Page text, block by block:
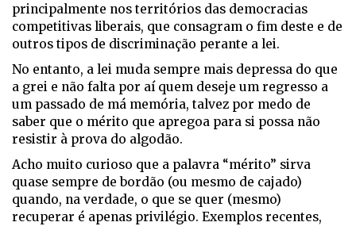
principalmente nos territórios das democracias
competitivas liberais, que consagram o fim deste e de
outros tipos de discriminação perante a lei.
No entanto, a lei muda sempre mais depressa do que
a grei e não falta por aí quem deseje um regresso a
um passado de má memória, talvez por medo de
saber que o mérito que apregoa para si possa não
resistir à prova do algodão.
Acho muito curioso que a palavra “mérito” sirva
quase sempre de bordão (ou mesmo de cajado)
quando, na verdade, o que se quer (mesmo)
recuperar é apenas privilégio. Exemplos recentes,